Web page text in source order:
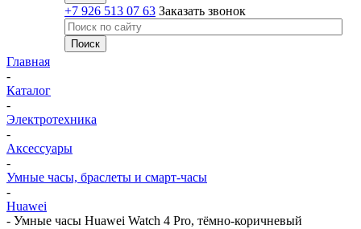
+7 926 513 07 63 Заказать звонок
Главная
-
Каталог
-
Электротехника
-
Аксессуары
-
Умные часы, браслеты и смарт-часы
-
Huawei
- Умные часы Huawei Watch 4 Pro, тёмно-коричневый